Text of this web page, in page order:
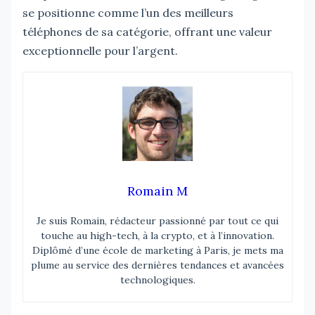
se positionne comme l’un des meilleurs
téléphones de sa catégorie, offrant une valeur
exceptionnelle pour l’argent.
Romain M
Je suis Romain, rédacteur passionné par tout ce qui
touche au high-tech, à la crypto, et à l’innovation.
Diplômé d’une école de marketing à Paris, je mets ma
plume au service des dernières tendances et avancées
technologiques.